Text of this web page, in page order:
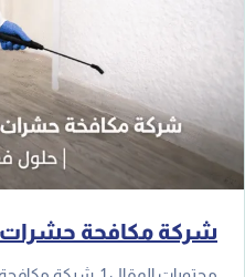
شركة مكافحة حشرات